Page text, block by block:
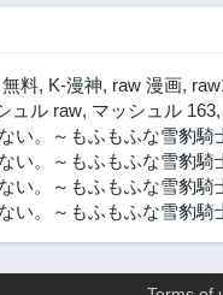
料, K-漫神, raw 漫画,
ュル raw, マッシュル 163,
い。～もふもふな雪豹
い。～もふもふな雪豹
い。～もふもふな雪豹
い。～もふもふな雪豹